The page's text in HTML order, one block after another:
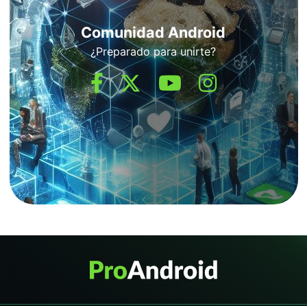
Comunidad Android
¿Preparado para unirte?